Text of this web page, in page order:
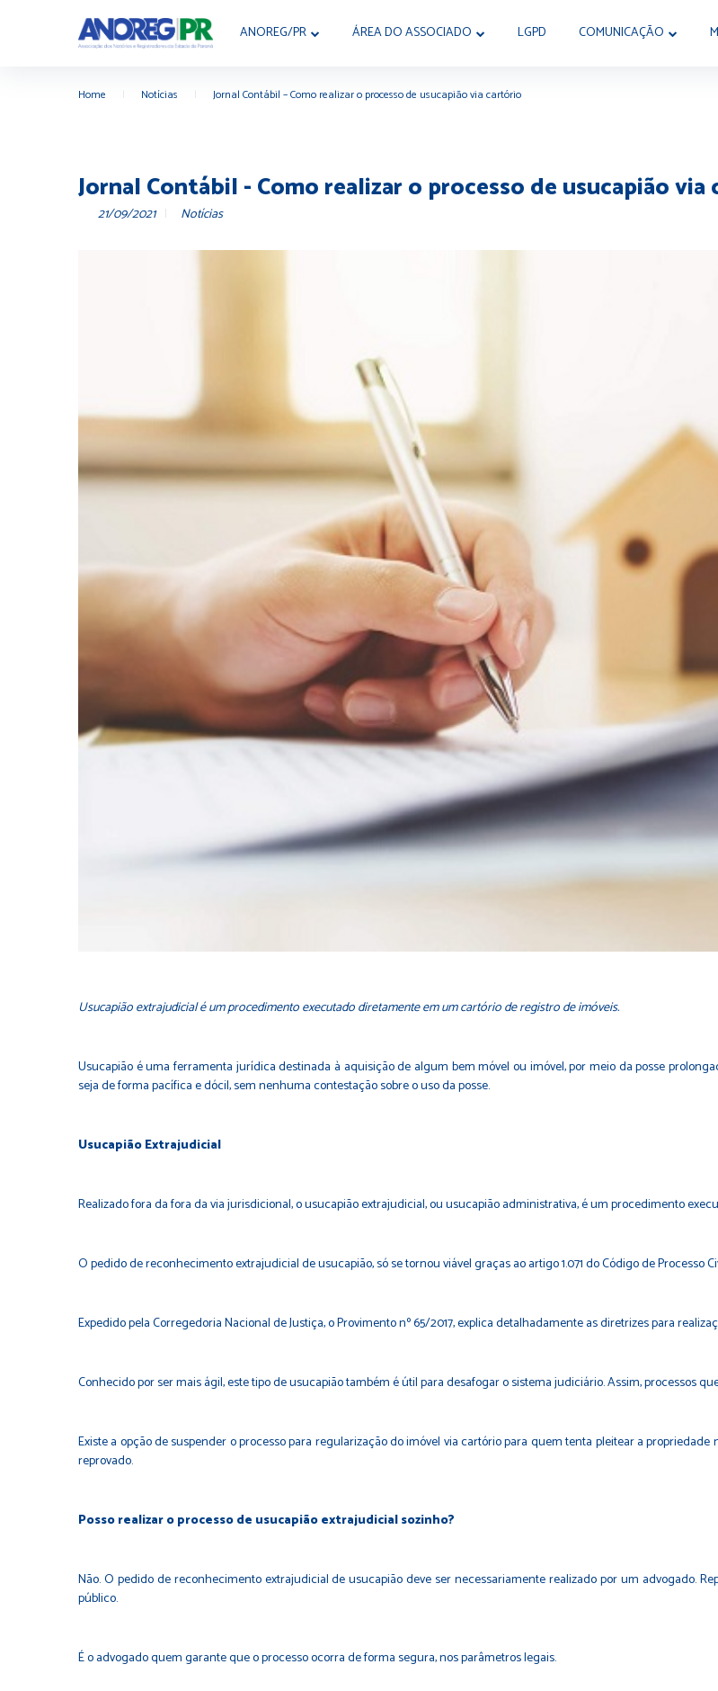
ANOREG/PR ÁREA DO ASSOCIADO LGPD COMUNICAÇÃO
Home Notícias Jornal Contábil – Como realizar o processo de usucapião via cartório
Jornal Contábil - Como realizar o processo de usucapião
21/09/2021 Notícias
Usucapião extrajudicial é um procedimento executado diretamente em um cartório de registro de imóveis.
Usucapião é uma ferramenta jurídica destinada à aquisição de algum bem móvel ou imóvel, por meio da posse
seja de forma pacífica e dócil, sem nenhuma contestação sobre o uso da posse.
Usucapião Extrajudicial
Realizado fora da fora da via jurisdicional, o usucapião extrajudicial, ou usucapião administrativa, é um procedimento
O pedido de reconhecimento extrajudicial de usucapião, só se tornou viável graças ao artigo1.071do Código de Processo
Expedido pela Corregedoria Nacional de Justiça, o Provimento nº 65/2017, explica detalhadamente as diretrizes para
Conhecido por ser mais ágil, este tipo de usucapião também é útil para desafogar o sistema judiciário. Assim, processos
Existe a opção de suspender o processo para regularização do imóvel via cartório para quem tenta pleitear a
reprovado.
Posso realizar o processo de usucapião extrajudicial sozinho?
Não. O pedido de reconhecimento extrajudicial de usucapião deve ser necessariamente realizado por um advogado.
público.
É o advogado quem garante que o processo ocorra de forma segura, nos parâmetros legais.